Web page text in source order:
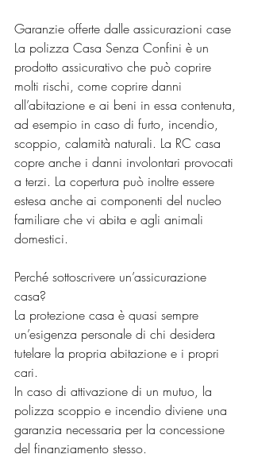
Garanzie offerte dalle assicurazioni case
La polizza Casa Senza Confini è un
prodotto assicurativo che può coprire
molti rischi, come coprire danni
all’abitazione e ai beni in essa contenuta,
ad esempio in caso di furto, incendio,
scoppio, calamità naturali. La RC casa
copre anche i danni involontari provocati
a terzi. La copertura può inoltre essere
estesa anche ai componenti del nucleo
familiare che vi abita e agli animali
domestici.
Perché sottoscrivere un’assicurazione
casa?
La protezione casa è quasi sempre
un’esigenza personale di chi desidera
tutelare la propria abitazione e i propri
cari.
In caso di attivazione di un mutuo, la
polizza scoppio e incendio diviene una
garanzia necessaria per la concessione
del finanziamento stesso.